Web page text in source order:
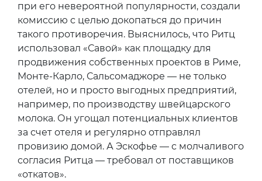
при его невероятной популярности, создали
комиссию с целью докопаться до причин
такого противоречия. Выяснилось, что Ритц
использовал «Савой» как площадку для
продвижения собственных проектов в Риме,
Монте-Карло, Сальсомаджоре — не только
отелей, но и просто выгодных предприятий,
например, по производству швейцарского
молока. Он угощал потенциальных клиентов
за счет отеля и регулярно отправлял
провизию домой. А Эскофье — с молчаливого
согласия Ритца — требовал от поставщиков
«откатов».